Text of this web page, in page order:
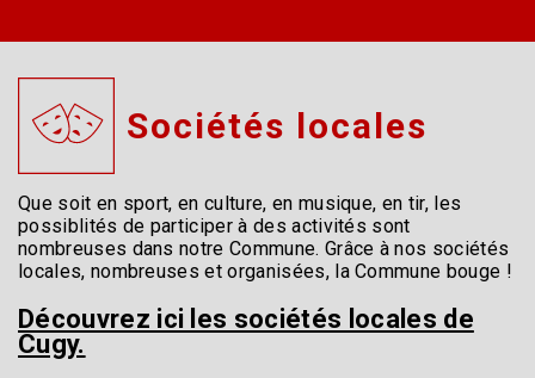
Sociétés locales
Que soit en sport, en culture, en musique, en tir, les
possiblités de participer à des activités sont
nombreuses dans notre Commune. Grâce à nos sociétés
locales, nombreuses et organisées, la Commune bouge !
Découvrez ici les sociétés locales de
Cugy.